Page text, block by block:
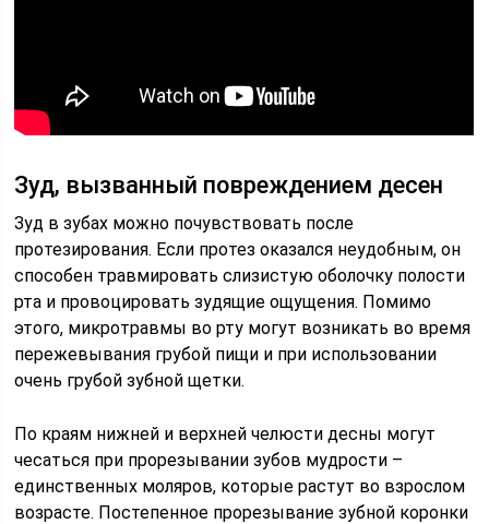
Зуд, вызванный повреждением десен
Зуд в зубах можно почувствовать после
протезирования. Если протез оказался неудобным, он
способен травмировать слизистую оболочку полости
рта и провоцировать зудящие ощущения. Помимо
этого, микротравмы во рту могут возникать во время
пережевывания грубой пищи и при использовании
очень грубой зубной щетки.
По краям нижней и верхней челюсти десны могут
чесаться при прорезывании зубов мудрости –
единственных моляров, которые растут во взрослом
возрасте. Постепенное прорезывание зубной коронки